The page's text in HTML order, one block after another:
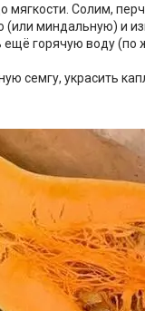
Солим,
миндальную) и
горячую воду
семгу, украсить